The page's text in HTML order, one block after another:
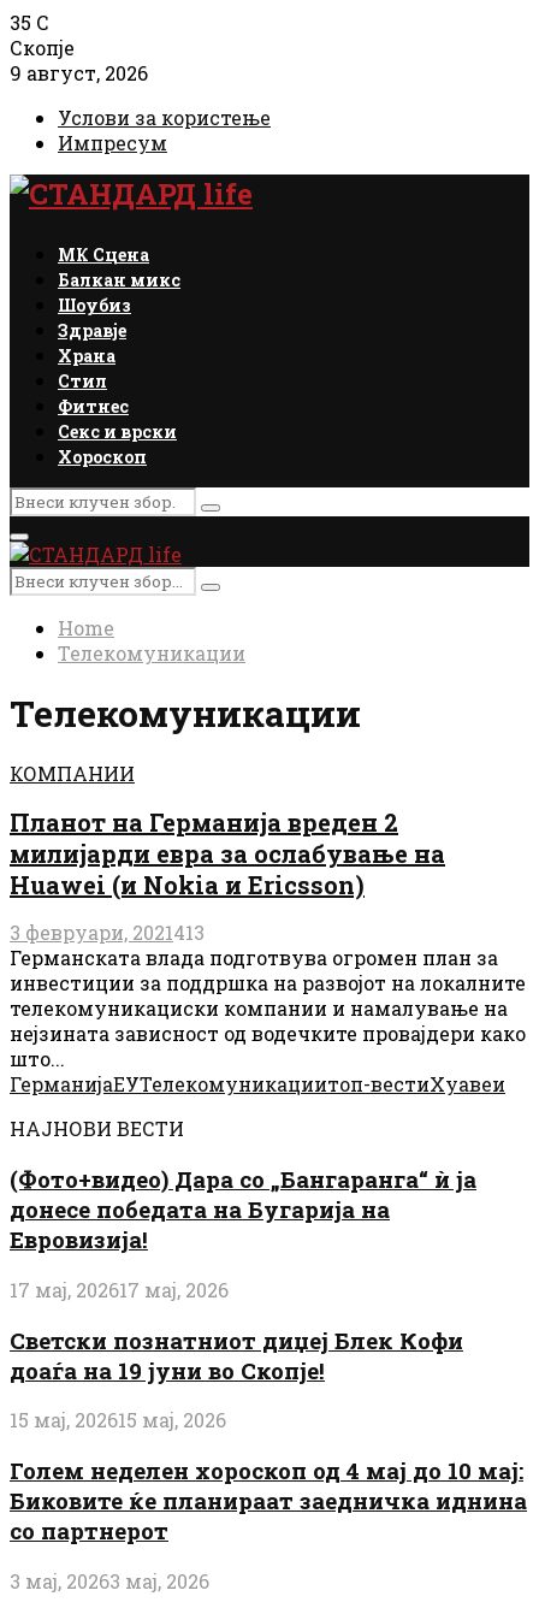
35 C
Скопје
9 август, 2026
Услови за користење
Импресум
Facebook
Instagram
Email
Rss
МК Сцена
Балкан микс
Шоубиз
Здравје
Храна
Стил
Фитнес
Секс и врски
Хороскоп
Search
for:
Search
Primary
Menu
Search
for:
Search
Home
Телекомуникации
Телекомуникации
КОМПАНИИ
Планот на Германија вреден 2
милијарди евра за ослабување на
Huawei (и Nokia и Ericsson)
3 февруари, 2021413
Германската влада подготвува огромен план за
инвестиции за поддршка на развојот на локалните
телекомуникациски компании и намалување на
нејзината зависност од водечките провајдери како
што...
ГерманијаЕУТелекомуникациитоп-вестиХуавеи
НАЈНОВИ ВЕСТИ
(Фото+видео) Дара со „Бангаранга“ ѝ ја
донесе победата на Бугарија на
Евровизија!
17 мај, 202617 мај, 2026
Светски познатниот диџеј Блек Кофи
доаѓа на 19 јуни во Скопје!
15 мај, 202615 мај, 2026
Голем неделен хороскоп од 4 мај до 10 мај:
Биковите ќе планираат заедничка иднина
со партнерот
3 мај, 20263 мај, 2026